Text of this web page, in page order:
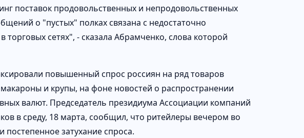
поставок продовольственных и непродовольственных
о "пустых" полках связана с недостаточно
торговых сетях", - сказала Абрамченко, слова которой
повышенный спрос россиян на ряд товаров
и крупы, на фоне новостей о распространении
валют. Председатель президиума Ассоциации компаний
в среду, 18 марта, сообщил, что ритейлеры вечером во
постепенное затухание спроса.